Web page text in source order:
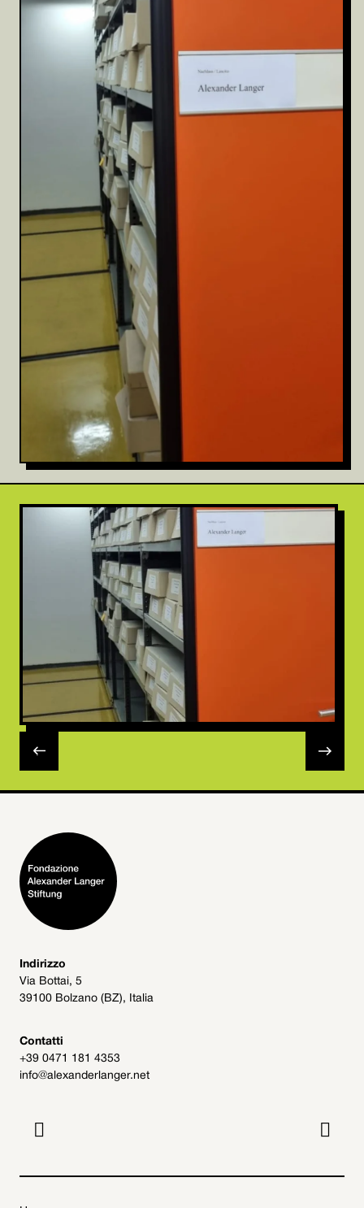
Indirizzo
Via Bottai, 5
39100 Bolzano (BZ), Italia
Contatti
+39 0471 181 4353
info@alexanderlanger.net
 